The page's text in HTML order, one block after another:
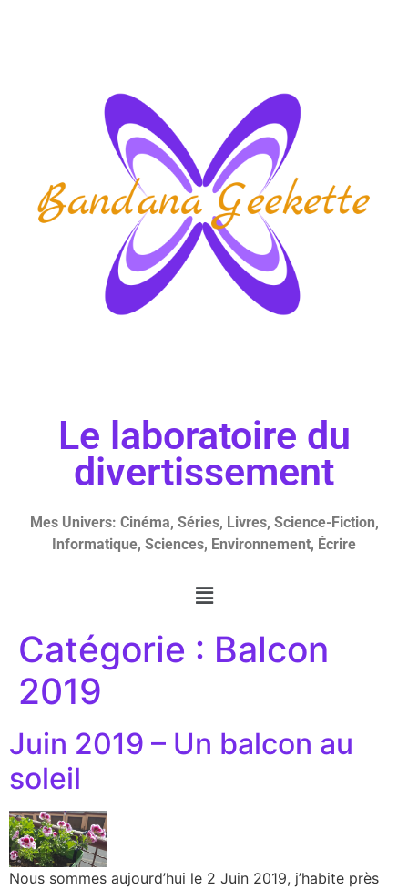
Le laboratoire du
divertissement
Mes Univers: Cinéma, Séries, Livres, Science-Fiction,
Informatique, Sciences, Environnement, Écrire
Catégorie : Balcon
2019
Juin 2019 – Un balcon au
soleil
Nous sommes aujourd’hui le 2 Juin 2019, j’habite près